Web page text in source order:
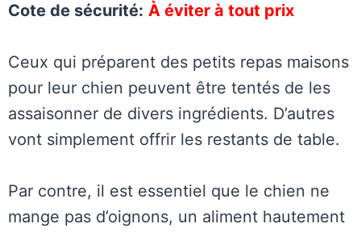
Cote de sécurité: À éviter à tout prix
Ceux qui préparent des petits repas maisons
pour leur chien peuvent être tentés de les
assaisonner de divers ingrédients. D’autres
vont simplement offrir les restants de table.
Par contre, il est essentiel que le chien ne
mange pas d’oignons, un aliment hautement